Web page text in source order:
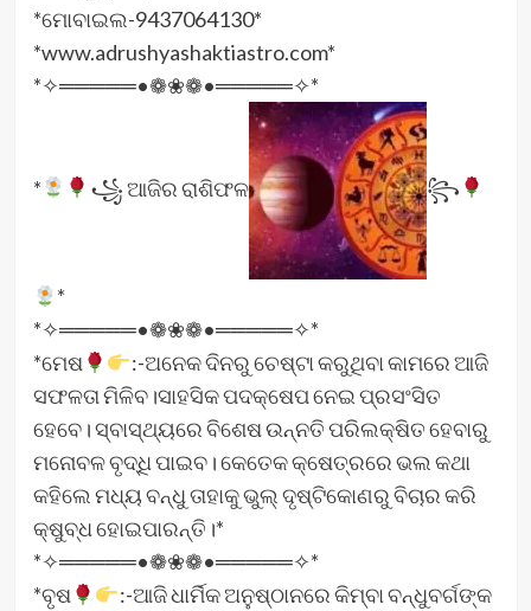
*ମୋବାଇଲ-9437064130*
*www.adrushyashaktiastro.com*
*✧═════•❁❀❁•═════✧*
* ꧁ ଆଜିର ରାଶିଫଳ ꧂
*
*✧═════•❁❀❁•═════✧*
*ମେଷ
:-ଅନେକ ଦିନରୁ ଚେଷ୍ଟା କରୁଥିବା କାମରେ ଆଜି
ସଫଳତା ମିଳିବ।ସାହସିକ ପଦକ୍ଷେପ ନେଇ ପ୍ରସଂସିତ
ହେବେ। ସ୍ବାସ୍ଥ୍ୟରେ ବିଶେଷ ଉନ୍ନତି ପରିଲକ୍ଷିତ ହେବାରୁ
ମନୋବଳ ବୃଦ୍ଧି ପାଇବ। କେତେକ କ୍ଷେତ୍ରରେ ଭଲ କଥା
କହିଲେ ମଧ୍ୟ ବନ୍ଧୁ ତାହାକୁ ଭୁଲ୍‌ ଦୃଷ୍ଟିକୋଣରୁ ବିଚାର କରି
କ୍ଷୁବ୍ଧ ହୋଇପାରନ୍ତି।*
*✧═════•❁❀❁•═════✧*
*ବୃଷ
:-ଆଜି ଧାର୍ମିକ ଅନୁଷ୍ଠାନରେ କିମ୍ବା ବନ୍ଧୁବର୍ଗଙ୍କ